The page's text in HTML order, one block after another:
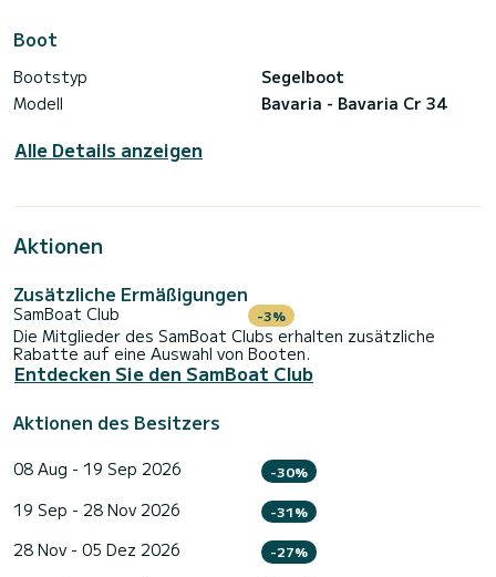
Boot
Bootstyp
Segelboot
Modell
Bavaria - Bavaria Cr 34
Alle Details anzeigen
Aktionen
Zusätzliche Ermäßigungen
SamBoat Club -3%
Die Mitglieder des SamBoat Clubs erhalten zusätzliche
Rabatte auf eine Auswahl von Booten.
Entdecken Sie den SamBoat Club
Aktionen des Besitzers
08 Aug - 19 Sep 2026 -30%
19 Sep - 28 Nov 2026 -31%
28 Nov - 05 Dez 2026 -27%